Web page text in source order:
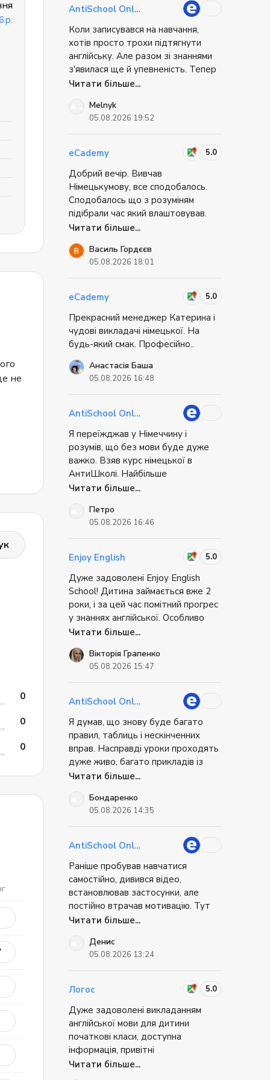
не
0
0
0
знайти на офіційному сайті.
мабуть, найкраще, що могло
AntiSchool Online
Коли записувався на навчання,
хотів просто трохи підтягнути
англійську. Але разом зі знаннями
з'явилася ще й упевненість. Тепер
без страху беру участь у робочих
запитання або підтримати
розмову. Найважливіше — більше
що «англійська ще недостатньо
хороша». Це відчуття свободи
дорогого варте.
Читати більше...
Melnyk
05.08.2026 19:52
eCademy 5.0
Добрий вечір. Вивчав
Німецькумову, все сподобалось.
Сподобалось що з розуміням
підібрали час який влаштовував.
Сподобався викладач, який все по
поставити запитання якщо щось
не зрозумів чи можливо щось
доступній формі це пояснить. Все
сподобалось не має взагалі ніяких
непорощумінь, поати і вивчай
еімецьку мову. Дякую вам!
Читати більше...
Василь Гордєєв
05.08.2026 18:01
eCademy 5.0
Прекрасний менеджер Катерина і
чудові викладачі німецької. На
будь-який смак. Професійно..
Анастасія Баша
05.08.2026 16:48
AntiSchool Online
Я переїжджав у Німеччину і
розумів, що без мови буде дуже
важко. Взяв курс німецької в
АнтиШколі. Найбільше
сподобалось, що ми не просто
життєві ситуації: як орендувати
квартиру, як спілкуватись у банку,
супер практично. Коли я приїхав, я
безпорадним. Міг вирішити базові
речі самостійно. Це дуже знижує
стрес при переїзді.
Читати більше...
Петро
05.08.2026 16:46
Enjoy English 5.0
Дуже задоволені Enjoy English
School! Дитина займається вже 2
роки, і за цей час помітний прогрес
у знаннях англійської. Особливо
радує, що дитина із задоволенням
вчитися. Дякую викладачам за
професіоналізм, цікаве навчання та
Однозначно рекомендую!
Читати більше...
Вікторія Грапенко
05.08.2026 15:47
AntiSchool Online
Я думав, що знову буде багато
правил, таблиць і нескінченних
вправ. Насправді уроки проходять
дуже живо, багато прикладів із
реального життя, постійне
матеріал запам'ятовується значно
легше. Уже через кілька місяців
фільмах, статтях і навіть у робочих
мотивують продовжувати.
Читати більше...
Бондаренко
05.08.2026 14:35
AntiSchool Online
Раніше пробував навчатися
самостійно, дивився відео,
встановлював застосунки, але
постійно втрачав мотивацію. Тут
усе набагато простіше: є
і багато живого спілкування.
Завдяки цьому навчання не
помітив, що значно краще розумію
англійську на слух і можу вільніше
висловлювати свої думки.
Читати більше...
Денис
05.08.2026 13:24
Логос 5.0
Дуже задоволені викладанням
англійської мови для дитини
початкові класи, доступна
інформація, привітні
адміністратори + постійний
Читати більше...